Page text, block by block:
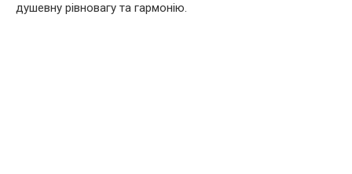
душевну рівновагу та гармонію.